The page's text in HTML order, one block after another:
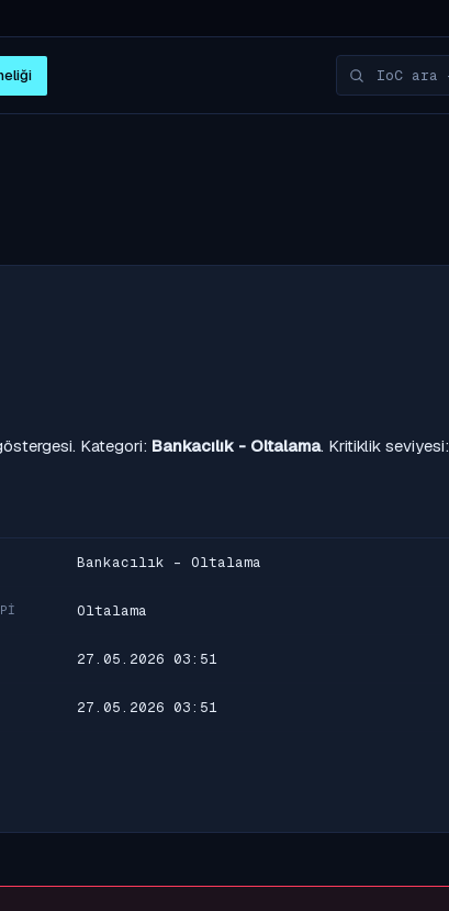
Kategori: Bankacılık - Oltalama. Kritiklik seviyesi:
Bankacılık - Oltalama
Oltalama
27.05.2026 03:51
27.05.2026 03:51